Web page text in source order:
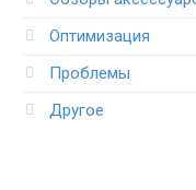
Оптимизация
Проблемы
Другое